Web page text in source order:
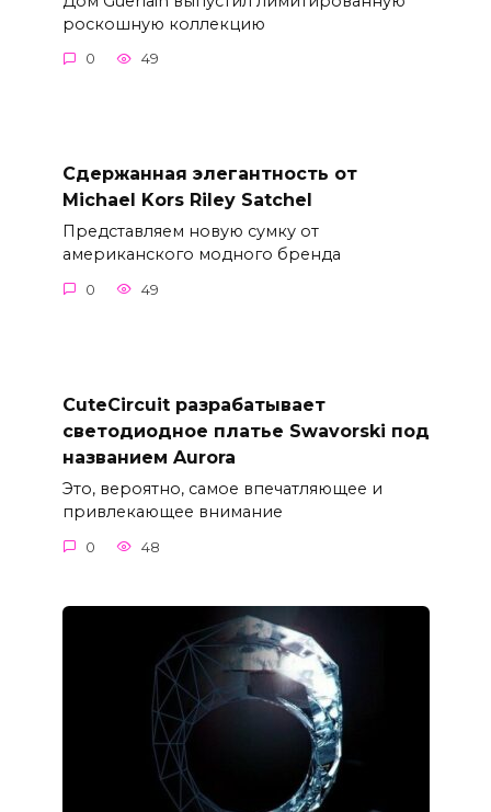
роскошную коллекцию
0 49
Сдержанная элегантность от
Michael Kors Riley Satchel
Представляем новую сумку от
американского модного бренда
0 49
CuteCircuit разрабатывает
светодиодное платье Swavorski под
названием Aurora
Это, вероятно, самое впечатляющее и
привлекающее внимание
0 48